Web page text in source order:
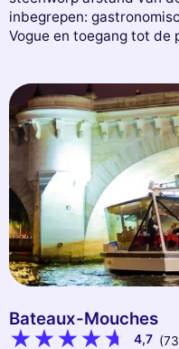
inbegrepen:
Vogue en toegang tot de
Bateaux-Mouches
4,7